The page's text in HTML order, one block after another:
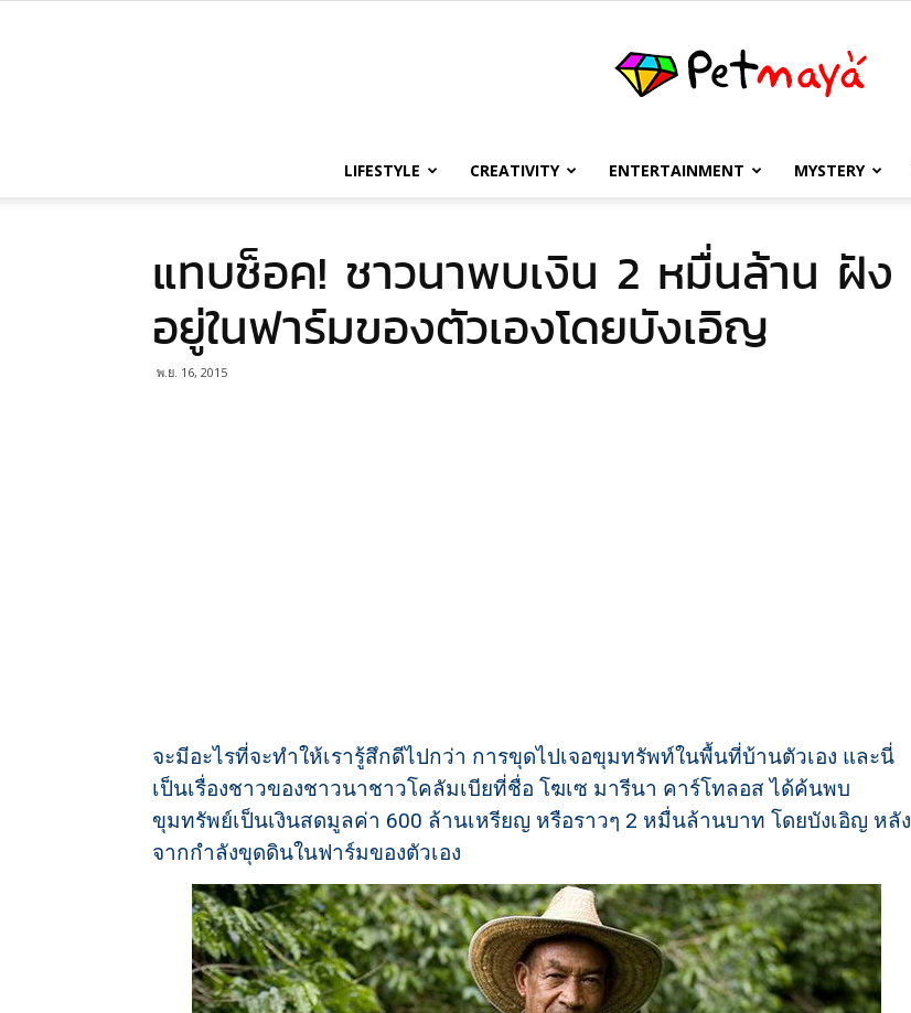
เพชร
มายา
LIFESTYLE CREATIVITY ENTERTAINMENT MYSTERY
แทบช็อค! ชาวนาพบเงิน 2 หมื่นล้าน ฝัง
อยู่ในฟาร์มของตัวเองโดยบังเอิญ
พ.ย. 16, 2015
จะมีอะไรที่จะทำให้เรารู้สึกดีไปกว่า การขุดไปเจอขุมทรัพท์ในพื้นที่บ้านตัวเอง และนี่
เป็นเรื่องชาวของชาวนาชาวโคลัมเบียที่ชื่อ โฆเซ มารีนา คาร์โทลอส ได้ค้นพบ
ขุมทรัพย์เป็นเงินสดมูลค่า 600 ล้านเหรียญ หรือราวๆ 2 หมื่นล้านบาท โดยบังเอิญ หลัง
จากกำลังขุดดินในฟาร์มของตัวเอง